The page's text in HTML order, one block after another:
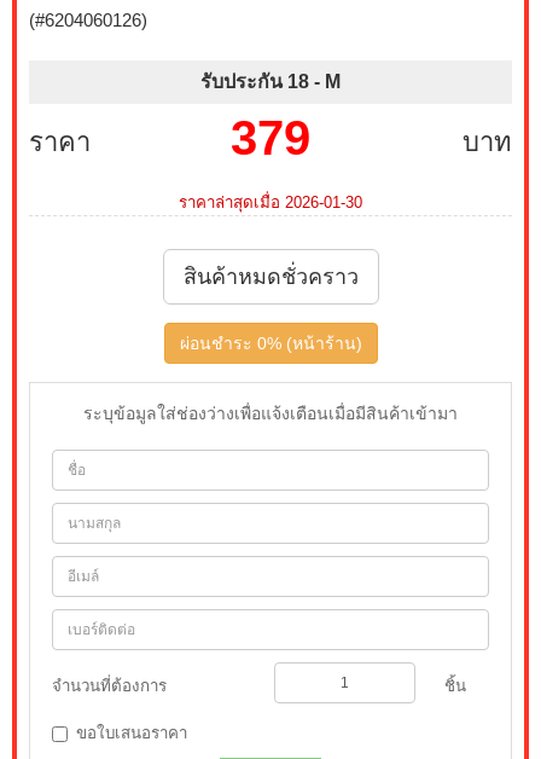
(#6204060126)
รับประกัน 18 - M
ราคา บาท
379
ราคาล่าสุดเมื่อ 2026-01-30
สินค้าหมดชั่วคราว
ผ่อนชำระ 0% (หน้าร้าน)
ระบุข้อมูลใส่ช่องว่างเพื่อแจ้งเตือนเมื่อมีสินค้าเข้ามา
จำนวนที่ต้องการ ชิ้น
ขอใบเสนอราคา